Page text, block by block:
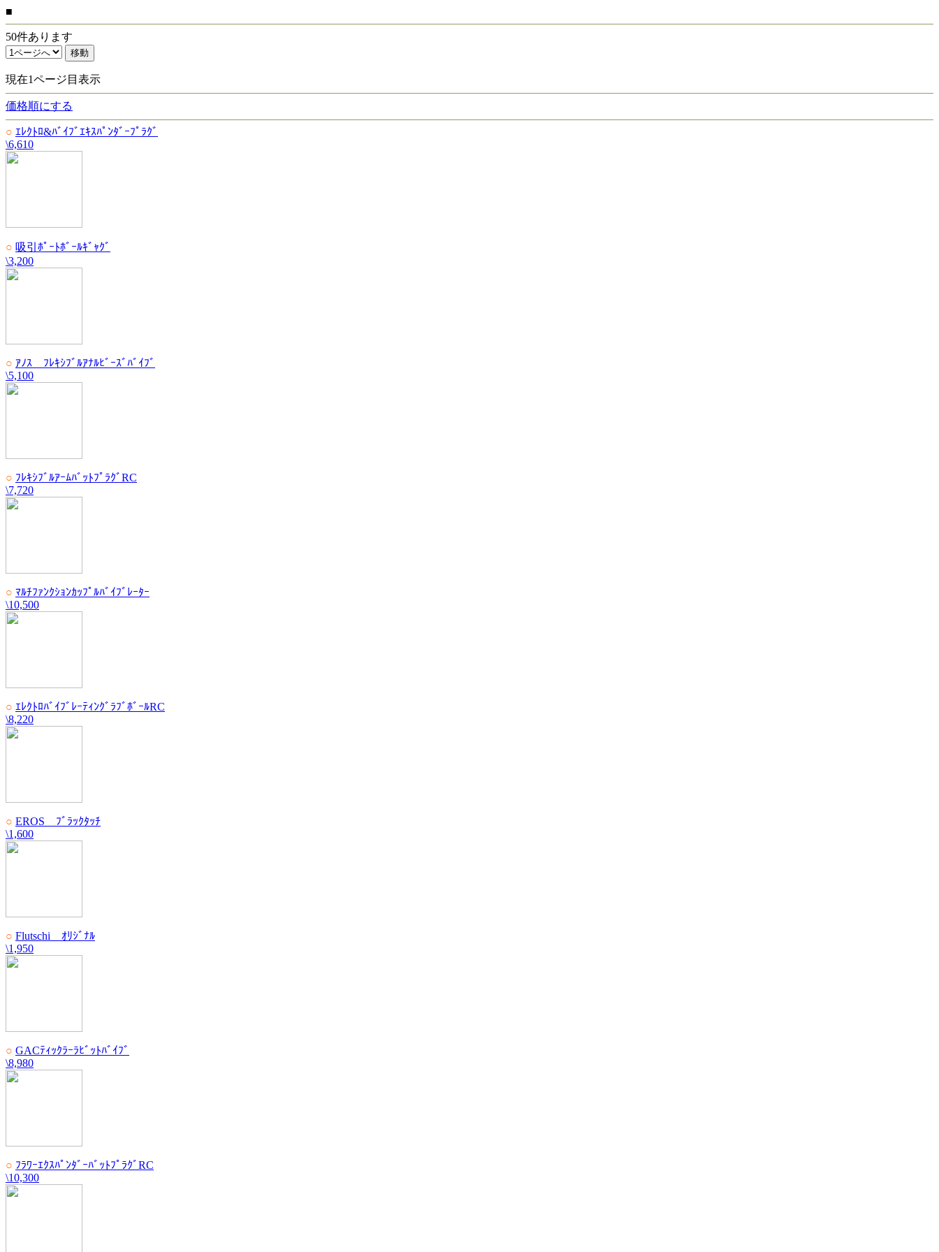
■
50件あります
現在1ページ目表示
価格順にする
○ ｴﾚｸﾄﾛ&ﾊﾞｲﾌﾞｴｷｽﾊﾟﾝﾀﾞｰﾌﾟﾗｸﾞ
\6,610
○ 吸引ﾎﾟｰﾄﾎﾞｰﾙｷﾞｬｸﾞ
\3,200
○ ｱﾉｽ ﾌﾚｷｼﾌﾞﾙｱﾅﾙﾋﾞｰｽﾞﾊﾞｲﾌﾞ
\5,100
○ ﾌﾚｷｼﾌﾞﾙｱｰﾑﾊﾞｯﾄﾌﾟﾗｸﾞRC
\7,720
○ ﾏﾙﾁﾌｧﾝｸｼｮﾝｶｯﾌﾟﾙﾊﾞｲﾌﾞﾚｰﾀｰ
\10,500
○ ｴﾚｸﾄﾛﾊﾞｲﾌﾞﾚｰﾃｨﾝｸﾞﾗﾌﾞﾎﾞｰﾙRC
\8,220
○ EROS ﾌﾞﾗｯｸﾀｯﾁ
\1,600
○ Flutschi ｵﾘｼﾞﾅﾙ
\1,950
○ GACﾃｨｯｸﾗｰﾗﾋﾞｯﾄﾊﾞｲﾌﾞ
\8,980
○ ﾌﾗﾜｰｴｸｽﾊﾟﾝﾀﾞｰﾊﾞｯﾄﾌﾟﾗｸﾞRC
\10,300